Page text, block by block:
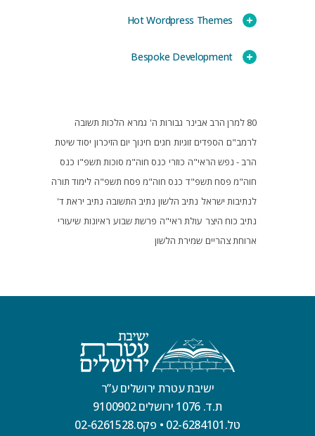
Hot Wordpress Themes
Bespoke Development
80 למרן הרב אבינר גבורות ה' גמרא הלכות תשובה
לרמב"ם הספדים זוגיות חגים חינוך יום הזיכרון יסוד שיטת
הרב - נפש הראי"ה כוזרי כנס חוה"מ סוכות תשפ"ו כנס
חוה"מ פסח תשפ"ד כנס חוה"מ פסח תשפ"ה לימוד תורה
לנתיבות ישראל נתיב הלשון נתיב התשובה נתיב יראת ד'
נתיב כוח היצר עולת ראי"ה פרשת שבוע ראיונות שיעורי
ארוחת צהריים שמירת הלשון
ישיבת עטרת ירושלים ע”ר
ת.ד. 1076 ירושלים 9100902
טל.02-6284101
• פקס.02-6261528